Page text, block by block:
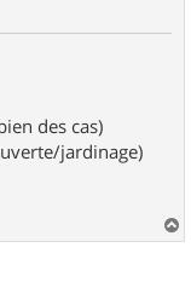
des cas)
jardinage)
a